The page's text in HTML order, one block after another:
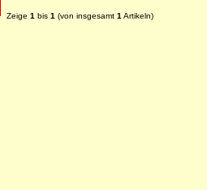
Zeige 1 bis 1 (von insgesamt 1 Artikeln)